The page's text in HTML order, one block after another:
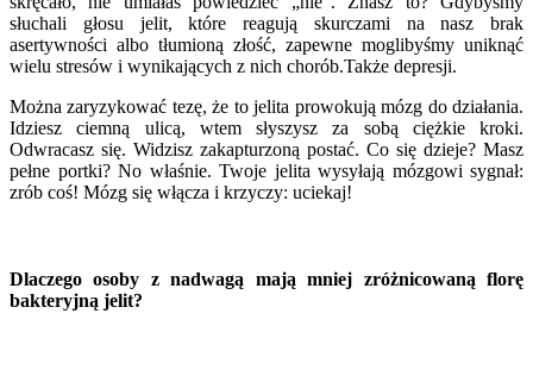
słuchali głosu jelit, które reagują skurczami na nasz brak
asertywności albo tłumioną złość, zapewne moglibyśmy uniknąć
wielu stresów i wynikających z nich chorób.Także depresji.
Można zaryzykować tezę, że to jelita prowokują mózg do działania.
Idziesz ciemną ulicą, wtem słyszysz za sobą ciężkie kroki.
Odwracasz się. Widzisz zakapturzoną postać. Co się dzieje? Masz
pełne portki? No właśnie. Twoje jelita wysyłają mózgowi sygnał:
zrób coś! Mózg się włącza i krzyczy: uciekaj!
Dlaczego osoby z nadwagą mają mniej zróżnicowaną florę
bakteryjną jelit?